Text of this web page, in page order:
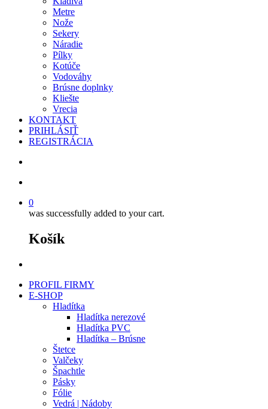
Metre
Nože
Sekery
Náradie
Pílky
Kotúče
Vodováhy
Brúsne doplnky
Kliešte
Vrecia
KONTAKT
PRIHLÁSIŤ
REGISTRÁCIA
0
was successfully added to your cart.
Košík
PROFIL FIRMY
E-SHOP
Hladítka
Hladítka nerezové
Hladítka PVC
Hladítka – Brúsne
Štetce
Valčeky
Špachtle
Pásky
Fólie
Vedrá | Nádoby